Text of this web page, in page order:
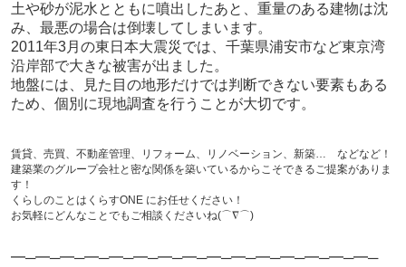
土や砂が泥水とともに噴出したあと、重量のある建物は沈
み、最悪の場合は倒壊してしまいます。
2011年3月の東日本大震災では、千葉県浦安市など東京湾
沿岸部で大きな被害が出ました。
地盤には、見た目の地形だけでは判断できない要素もある
ため、個別に現地調査を行うことが大切です。
賃貸、売買、不動産管理、リフォーム、リノベーション、新築… などなど！
建築業のグループ会社と密な関係を築いているからこそできるご提案がありま
す！
くらしのことはくらすONE にお任せください！
お気軽にどんなことでもご相談くださいね(⌒∇⌒)
━─━─━─━─━─━─━─━─━─━─━─━─━─━─━─